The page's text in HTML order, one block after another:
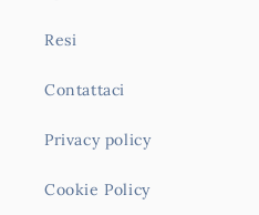
Resi
Contattaci
Privacy policy
Cookie Policy